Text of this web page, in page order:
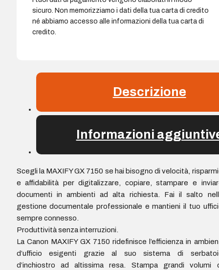
sicuro. Non memorizziamo i dati della tua carta di credito
né abbiamo accesso alle informazioni della tua carta di
credito.
Descrizione
Informazioni
Scegli la MAXIFY GX 7150 se hai bisogno di velocità,
e affidabilità per digitalizzare, copiare, stampare e
documenti in ambienti ad alta richiesta. Fai il salto
gestione documentale professionale e mantieni il tuo
sempre connesso.
Produttività senza interruzioni.
La Canon MAXIFY GX 7150 ridefinisce l’efficienza in
d’ufficio esigenti grazie al suo sistema di
d’inchiostro ad altissima resa. Stampa grandi volumi